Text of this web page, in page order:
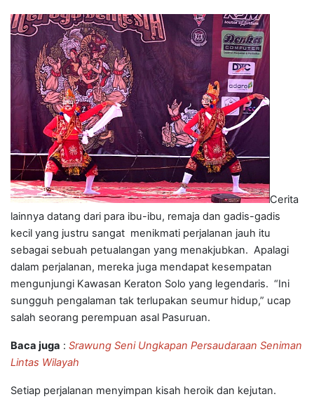
Cerita
lainnya datang dari para ibu-ibu, remaja dan gadis-gadis
kecil yang justru sangat menikmati perjalanan jauh itu
sebagai sebuah petualangan yang menakjubkan. Apalagi
dalam perjalanan, mereka juga mendapat kesempatan
mengunjungi Kawasan Keraton Solo yang legendaris. “Ini
sungguh pengalaman tak terlupakan seumur hidup,” ucap
salah seorang perempuan asal Pasuruan.
Baca juga : Srawung Seni Ungkapan Persaudaraan Seniman
Lintas Wilayah
Setiap perjalanan menyimpan kisah heroik dan kejutan.